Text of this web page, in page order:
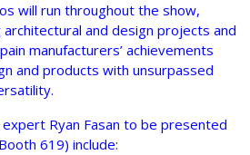
will run throughout the show,
architectural and design projects and
manufacturers’ achievements
and products with unsurpassed
Ryan Fasan to be presented
619) include: